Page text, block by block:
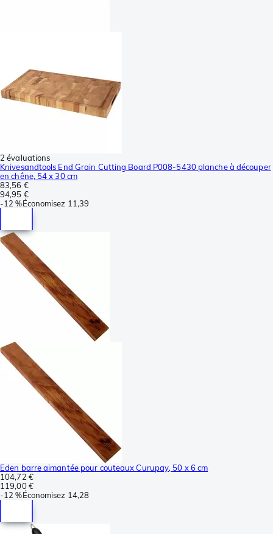
2 évaluations
Knivesandtools End Grain Cutting Board P008-5430 planche à découper
en chêne, 54 x 30 cm
83,56 €
94,95 €
-12 %Économisez 11,39
Eden barre aimantée pour couteaux Curupay, 50 x 6 cm
104,72 €
119,00 €
-12 %Économisez 14,28